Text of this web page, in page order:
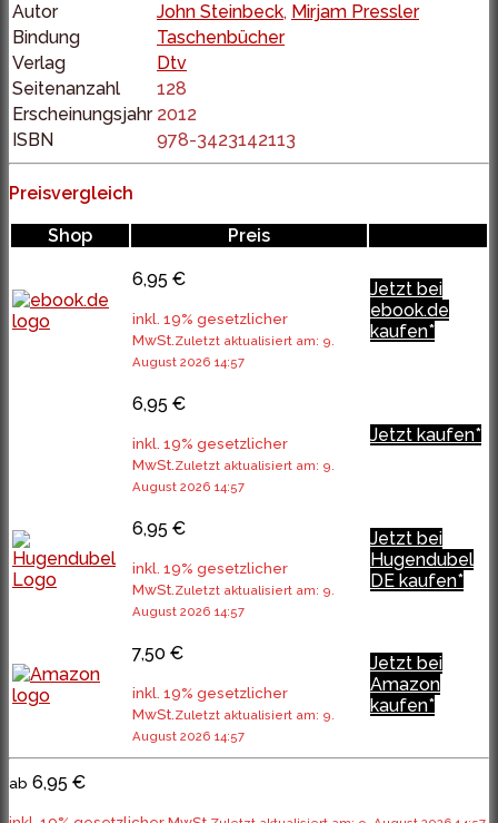
Autor
John Steinbeck, Mirjam Pressler
Bindung
Taschenbücher
Verlag
Dtv
Seitenanzahl
128
Erscheinungsjahr 2012
ISBN
978-3423142113
Preisvergleich
Shop
Preis
6,95 €
inkl. 19% gesetzlicher
MwSt.Zuletzt aktualisiert am: 9.
August 2026 14:57
Jetzt bei
ebook.de
kaufen*
6,95 €
inkl. 19% gesetzlicher
MwSt.Zuletzt aktualisiert am: 9.
August 2026 14:57
Jetzt kaufen*
6,95 €
inkl. 19% gesetzlicher
MwSt.Zuletzt aktualisiert am: 9.
August 2026 14:57
Jetzt bei
Hugendubel
DE kaufen*
7,50 €
inkl. 19% gesetzlicher
MwSt.Zuletzt aktualisiert am: 9.
August 2026 14:57
Jetzt bei
Amazon
kaufen*
ab 6,95 €